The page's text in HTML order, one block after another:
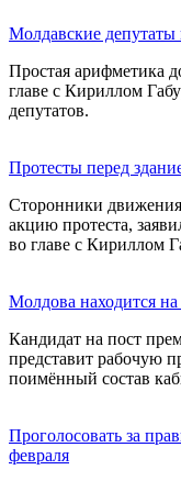
Молдавские депутаты
Простая арифметика
главе с Кириллом
депутатов.
Протесты перед
Сторонники
акцию протеста,
во главе с Кириллом
Молдова находится
Кандидат на пост
представит рабочую
поимённый состав
Проголосовать за
февраля